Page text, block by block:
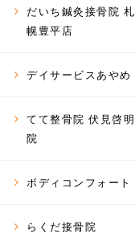
だいち鍼灸接骨院 札
幌豊平店
デイサービスあやめ
てて整骨院 伏見啓明
院
ボディコンフォート
らくだ接骨院